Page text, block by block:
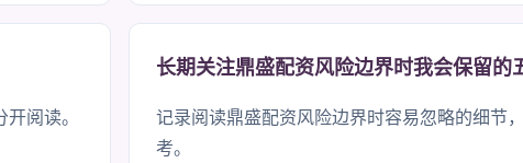
阅读。
长期关注鼎盛配资风险边界时我会保留的
记录阅读鼎盛配资风险边界时容易忽略的细节
考。